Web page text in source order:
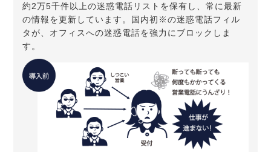
約2万5千件以上の迷惑電話リストを保有し、常に最新
の情報を更新しています。国内初※の迷惑電話フィル
タが、オフィスへの迷惑電話を強力にブロックしま
す。